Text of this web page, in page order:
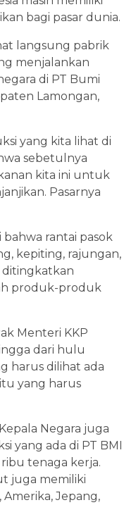
bagi pasar dunia.
langsung pabrik
menjalankan
di PT Bumi
Lamongan,
yang kita lihat di
sebetulnya
kita ini untuk
Pasarnya
rantai pasok
kepiting, rajungan,
ditingkatkan
produk-produk
Menteri KKP
dari hulu
harus dilihat ada
yang harus
Negara juga
yang ada di PT BMI
tenaga kerja.
juga memiliki
Jepang,